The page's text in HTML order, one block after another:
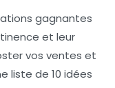
gagnantes
et leur
vos ventes et
liste de 10 idées